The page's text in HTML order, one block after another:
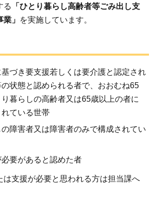
る
「ひとり暮らし高齢者等ごみ出し支
」 を実施しています。
づき要支援若しくは要介護と認定され
状態と認められる者で、おおむね65
暮らしの高齢者又は65歳以上の者に
ている世帯
障害者又は障害者のみで構成されてい
要があると認めた者
は支援が必要と思われる方は担当課へ